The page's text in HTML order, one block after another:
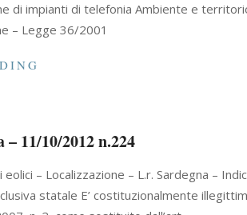
di impianti di telefonia Ambiente e
– Legge 36/2001
11/10/2012 n.224
– Localizzazione – L.r. Sardegna –
statale E’ costituzionalmente